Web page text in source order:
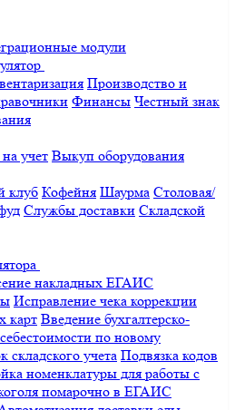
модули
Производство и
Финансы Честный знак
учет Выкуп оборудования
клуб Кофейня Шаурма Столовая/
Службы доставки Складской
накладных ЕГАИС
Исправление чека коррекции
карт Введение бухгалтерско-
по новому
складского учета Подвязка кодов
номенклатуры для работы с
помарочно в ЕГАИС